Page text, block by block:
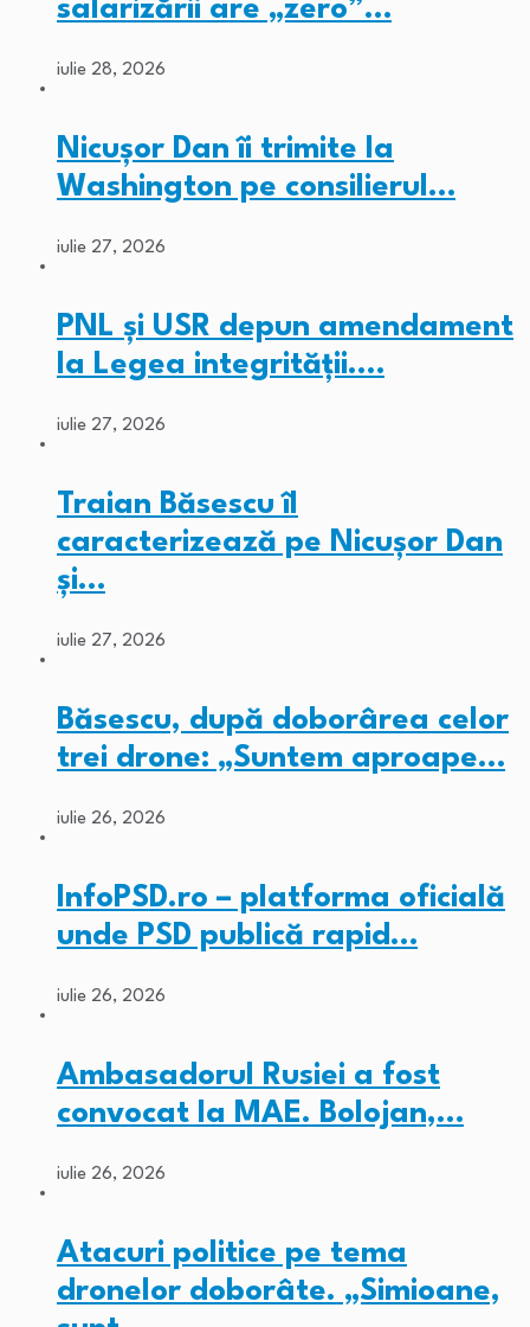
salarizării are „zero”…
iulie 28, 2026
Nicușor Dan îi trimite la
Washington pe consilierul…
iulie 27, 2026
PNL și USR depun amendament
la Legea integrității.…
iulie 27, 2026
Traian Băsescu îl
caracterizează pe Nicușor Dan
și…
iulie 27, 2026
Băsescu, după doborârea celor
trei drone: „Suntem aproape…
iulie 26, 2026
InfoPSD.ro – platforma oficială
unde PSD publică rapid…
iulie 26, 2026
Ambasadorul Rusiei a fost
convocat la MAE. Bolojan,…
iulie 26, 2026
Atacuri politice pe tema
dronelor doborâte. „Simioane,